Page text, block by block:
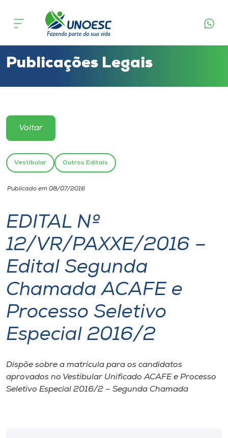
Cursos
Atendimento ao Estudante
Portal de Ensino
Unoesc
Internacionalização
I.nova
Diplomados
Cultura
CPA
Biblioteca
Publicações Legais
Voltar
Vestibular Outros Editais
Publicado em 08/07/2016
EDITAL Nº
12/VR/PAXXE/2016 –
Edital Segunda
Chamada ACAFE e
Processo Seletivo
Especial 2016/2
Dispõe sobre a matrícula para os candidatos
aprovados no Vestibular Unificado ACAFE e Processo
Seletivo Especial 2016/2 – Segunda Chamada